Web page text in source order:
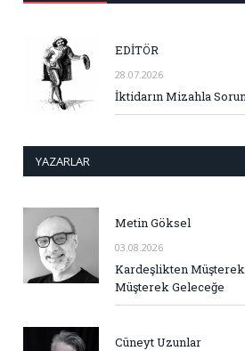
EDİTÖR
28.07.2026
İktidarın Mizahla
YAZARLAR
Metin Göksel
03.08.2026
Kardeşlikten
Müşterek Geleceğe
Cüneyt Uzunlar